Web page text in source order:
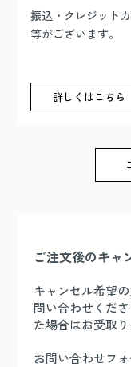
振込・クレジット
等がございます。
詳しくはこちら
ご注文後のキャ
キャンセル希望
問い合わせくだ
た場合はお受取
お問い合わせフ